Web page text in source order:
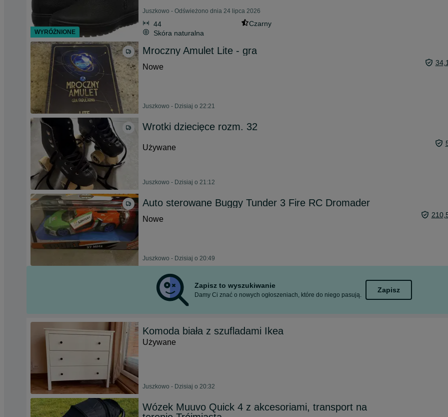
Juszkowo - Odświeżono dnia 24 lipca 2026
44
Czarny
Skóra naturalna
Mroczny Amulet Lite - gra
Nowe
Juszkowo - Dzisiaj o 22:21
Wrotki dziecięce rozm. 32
Używane
Juszkowo - Dzisiaj o 21:12
Auto sterowane Buggy Tunder 3 Fire RC Dromader
Nowe
Juszkowo - Dzisiaj o 20:49
Zapisz to wyszukiwanie
Damy Ci znać o nowych ogłoszeniach, które do niego pasują.
Zapisz
Komoda biała z szufladami Ikea
Używane
Juszkowo - Dzisiaj o 20:32
Wózek Muuvo Quick 4 z akcesoriami, transport na
WYRÓŻNIONE